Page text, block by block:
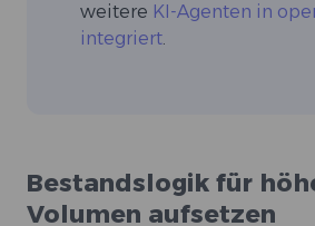
weitere KI-Agenten in
integriert.
Bestandslogik für
Volumen aufsetzen